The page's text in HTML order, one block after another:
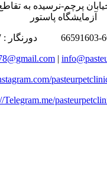
آزمایشگاه پاستور
|
Telegram.me/